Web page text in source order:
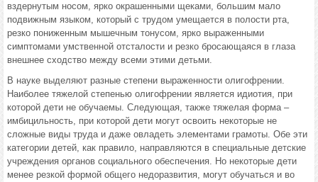
вздернутым носом, ярко окрашенными щеками, большим мало
подвижным языком, который с трудом умещается в полости рта,
резко пониженным мышечным тонусом, ярко выраженными
симптомами умственной отсталости и резко бросающаяся в глаза
внешнее сходство между всеми этими детьми.
В науке выделяют разные степени выраженности олигофрении.
Наиболее тяжелой степенью олигофрении является идиотия, при
которой дети не обучаемы. Следующая, также тяжелая форма –
имбицильность, при которой дети могут освоить некоторые не
сложные виды труда и даже овладеть элементами грамоты. Обе эти
категории детей, как правило, направляются в специальные детские
учреждения органов социального обеспечения. Но некоторые дети
менее резкой формой общего недоразвития, могут обучаться и во